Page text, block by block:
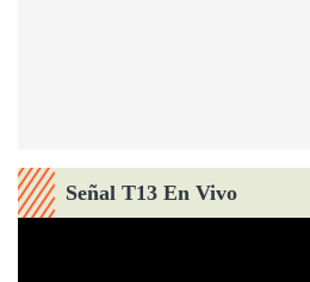
Señal T13 En Vivo